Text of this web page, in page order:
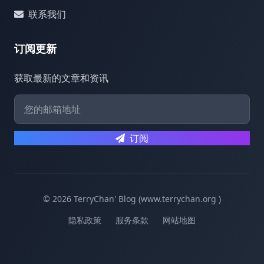
联系我们
订阅更新
获取最新的文章和资讯
订阅
© 2026 TerryChan' Blog (www.terrychan.org )
隐私政策
服务条款 网站地图